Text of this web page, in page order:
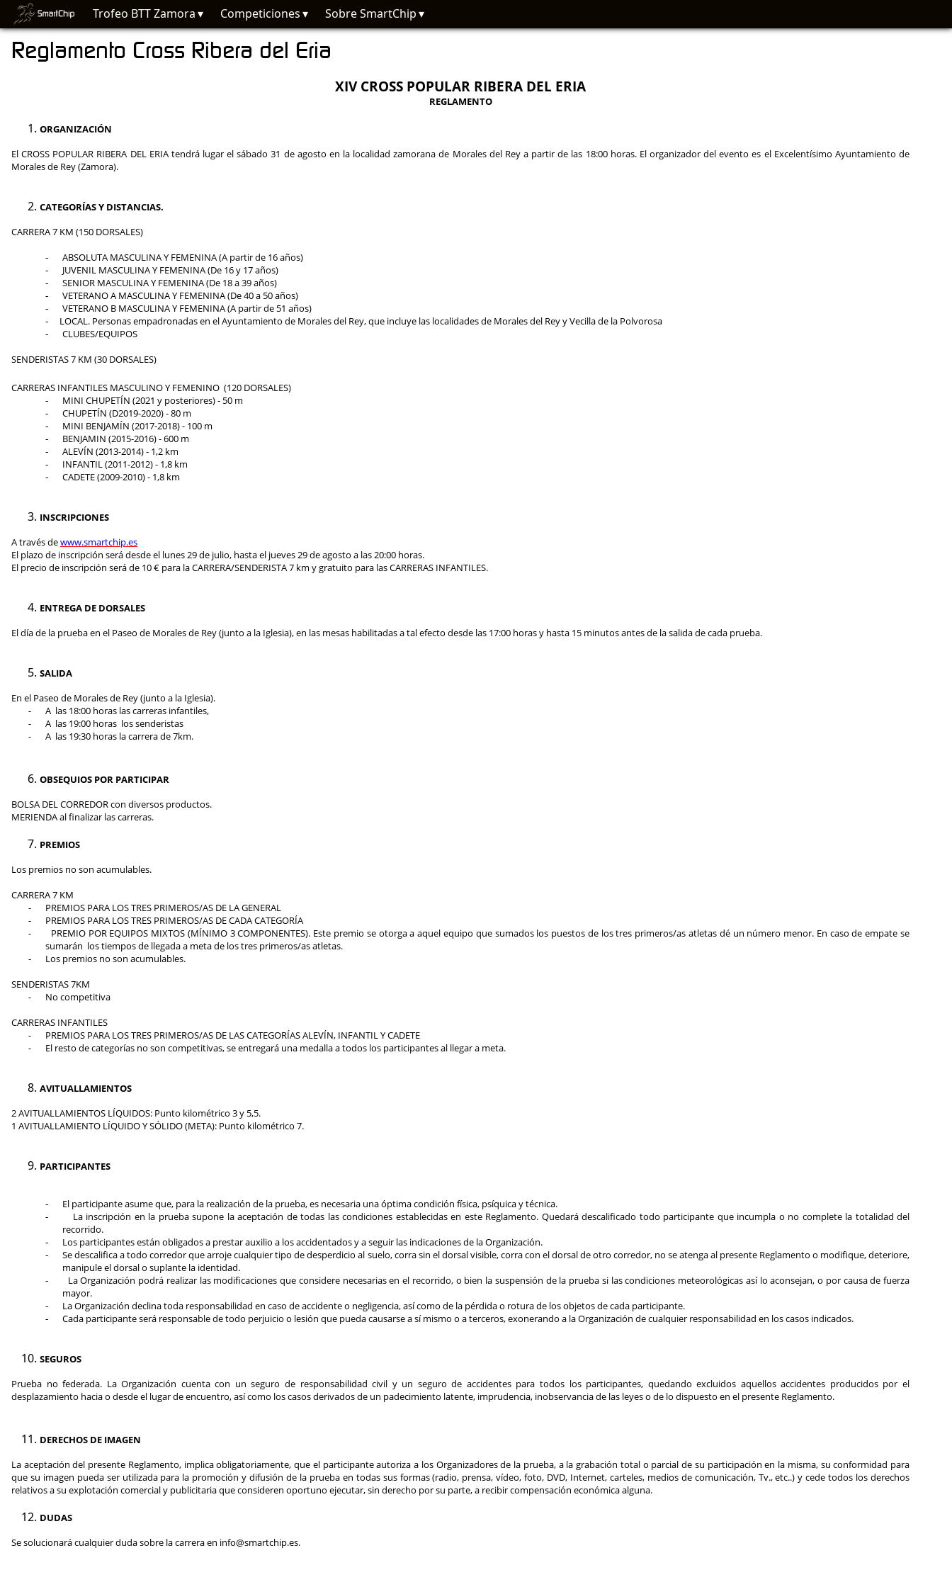
Trofeo BTT Zamora Competiciones Sobre SmartChip
Reglamento Cross Ribera del Eria
XIV CROSS POPULAR RIBERA DEL ERIA
REGLAMENTO
ORGANIZACIÓN
El CROSS POPULAR RIBERA DEL ERIA tendrá lugar el sábado 31 de agosto en la localidad zamorana de Morales del Rey a partir de las 18:00 horas. El organizador del evento es el Excelentísimo Ayuntamiento de
Morales de Rey (Zamora).
CATEGORÍAS Y DISTANCIAS.
CARRERA 7 KM (150 DORSALES)
- ABSOLUTA MASCULINA Y FEMENINA (A partir de 16 años)
- JUVENIL MASCULINA Y FEMENINA (De 16 y 17 años)
- SENIOR MASCULINA Y FEMENINA(De 18 a 39 años)
- VETERANOA MASCULINA Y FEMENINA (De 40 a 50 años)
- VETERANO B MASCULINA Y FEMENINA (A partir de 51 años)
- LOCAL. Personas empadronadas en el Ayuntamiento de Morales del Rey, que incluye las localidades de Morales del Rey y Vecilla de la Polvorosa
-
CLUBES/EQUIPOS
SENDERISTAS 7 KM (30 DORSALES)
CARRERAS INFANTILES MASCULINO Y FEMENINO (120 DORSALES)
- MINI CHUPETÍN (2021 y posteriores) - 50 m
- CHUPETÍN (D2019-2020) - 80 m
- MINI BENJAMÍN (2017-2018) - 100 m
- BENJAMIN (2015-2016) - 600 m
- ALEVÍN (2013-2014) - 1,2 km
- INFANTIL (2011-2012) - 1,8 km
- CADETE (2009-2010) - 1,8 km
INSCRIPCIONES
A través dewww.smartchip.es
El plazo de inscripción será desde el lunes29 de julio, hasta el jueves 29de agosto a las20:00 horas.
El precio de inscripción será de 10€ para laCARRERA/SENDERISTA 7 km y gratuito para las CARRERAS INFANTILES.
ENTREGA DE DORSALES
El día de la prueba en el Paseo de Morales de Rey (junto a la Iglesia), en las mesas habilitadas a tal efecto desde las 17:00 horas y hasta 15 minutos antes de la salida de cada prueba.
SALIDA
En el Paseo de Morales de Rey (junto a la Iglesia).
-
A las 18:00 horas las carreras infantiles,
-
A las 19:00 horas los senderistas
-
A las 19:30 horas la carrera de 7km.
OBSEQUIOS POR PARTICIPAR
BOLSA DEL CORREDOR con diversos productos.
MERIENDA al finalizar las carreras.
PREMIOS
Los premios no son acumulables.
CARRERA 7 KM
-
PREMIOS PARA LOS TRES PRIMEROS/AS DE LA GENERAL
-
PREMIOS PARA LOS TRES PRIMEROS/AS DE CADA CATEGORÍA
-
PREMIO POR EQUIPOS MIXTOS (MÍNIMO 3 COMPONENTES). Este premio se otorga a aquel equipo que sumados los puestos de los tres primeros/as atletas dé un número menor. En caso de empate se
sumarán los tiempos de llegada a meta de los tres primeros/as atletas.
-
Los premios no son acumulables.
SENDERISTAS 7KM
-
No competitiva
CARRERAS INFANTILES
-
PREMIOS PARA LOS TRES PRIMEROS/AS DE LAS CATEGORÍAS ALEVÍN, INFANTIL Y CADETE
-
El resto de categorías no son competitivas, se entregará una medalla a todos los participantes al llegar a meta.
AVITUALLAMIENTOS
2 AVITUALLAMIENTOS LÍQUIDOS: Punto kilométrico 3 y 5,5.
1 AVITUALLAMIENTO LÍQUIDO Y SÓLIDO (META): Punto kilométrico 7.
PARTICIPANTES
- El participante asume que, para la realización de la prueba, es necesaria una óptima condición física, psíquica y técnica.
- La inscripción en la prueba supone la aceptación de todas las condiciones establecidas en este Reglamento. Quedará descalificado todo participante que incumpla o no complete la totalidad del
recorrido.
- Los participantes están obligados a prestar auxilio a los accidentados y a seguir las indicaciones de la Organización.
- Sedescalificaa todo corredor que arroje cualquier tipo de desperdicio al suelo, corra sin el dorsal visible, corra con el dorsal de otro corredor, no se atenga al presente Reglamento o modifique, deteriore,
manipule el dorsal o suplante la identidad.
-
La Organización podrá realizar las modificaciones que considere necesarias en el recorrido, o bien la suspensión de la prueba si las condiciones meteorológicas así lo aconsejan, o por causa de fuerza
mayor.
- La Organización declina toda responsabilidad en caso de accidente o negligencia, así como de la pérdida o rotura de los objetos de cada participante.
- Cada participante será responsable de todo perjuicio o lesión que pueda causarse a sí mismo o a terceros, exonerando a la Organización de cualquier responsabilidad en los casos indicados.
SEGUROS
Prueba no federada. La Organización cuenta con un seguro de responsabilidad civil y un seguro de accidentes para todos los participantes, quedando excluidos aquellos accidentes producidos por el
desplazamiento hacia o desde el lugar de encuentro, así como los casos derivados de un padecimiento latente, imprudencia, inobservancia de las leyes o de lo dispuesto en el presente Reglamento.
DERECHOS DE IMAGEN
La aceptación del presente Reglamento, implica obligatoriamente, que el participante autoriza a los Organizadores de la prueba, a la grabación total o parcial de su participación en la misma, su conformidad para
que su imagen pueda ser utilizada para la promoción y difusión de la prueba en todas sus formas (radio, prensa, vídeo, foto, DVD, Internet, carteles, medios de comunicación, Tv., etc..) y cede todos los derechos
relativos a su explotación comercial y publicitaria que consideren oportuno ejecutar, sin derecho por su parte, a recibir compensación económica alguna.
DUDAS
Se solucionará cualquier duda sobre la carrera en info@smartchip.es.